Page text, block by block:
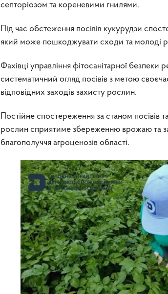
септоріозом та кореневими гнилями.
Під час обстеження посівів кукурудзи
який може пошкоджувати сходи та молоді
Фахівці управління фітосанітарної
систематичний огляд посівів з метою
відповідних заходів захисту рослин.
Постійне спостереження за станом посівів
рослин сприятиме збереженню врожаю та
благополуччя агроценозів області.